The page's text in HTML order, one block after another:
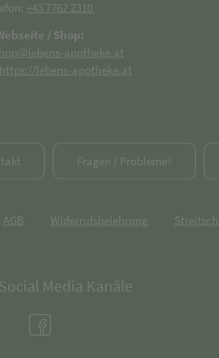
+43 7762 2310
/ Shop:
apotheke.at
https://lebens-apotheke.at
Fragen / Probleme?
AGB Widerrufsbelehrung
Media Kanäle